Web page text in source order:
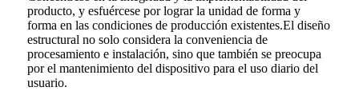
producto, y esfuércese por lograr la unidad de forma y
forma en las condiciones de producción existentes.El diseño
estructural no solo considera la conveniencia de
procesamiento e instalación, sino que también se preocupa
por el mantenimiento del dispositivo para el uso diario del
usuario.